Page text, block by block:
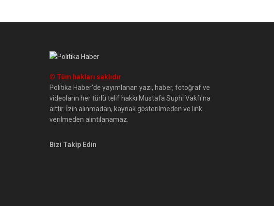
© Tüm hakları saklıdır
Politika Haber'de yayımlanan yazı, haber, fotoğraf ve
videoların her türlü telif hakkı Mustafa Suphi Vakfı'na
aittir. İzin alınmadan, kaynak gösterilmeden ve link
verilmeden alıntılanamaz.
Bizi Takip Edin